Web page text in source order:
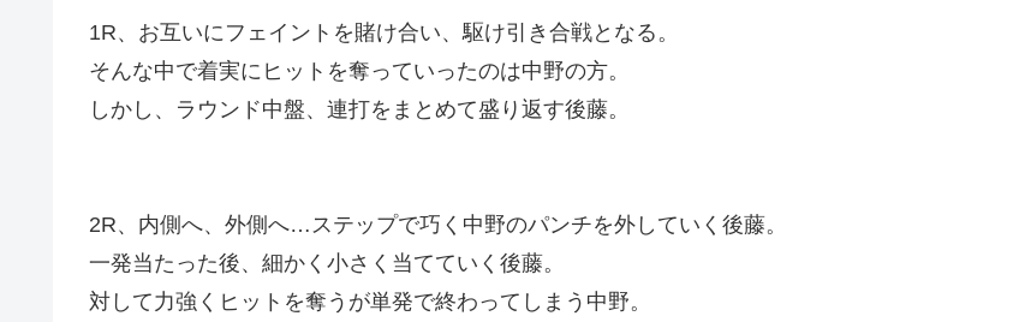
1R、お互いにフェイントを賭け合い、駆け引き合戦となる。
そんな中で着実にヒットを奪っていったのは中野の方。
しかし、ラウンド中盤、連打をまとめて盛り返す後藤。
2R、内側へ、外側へ…ステップで巧く中野のパンチを外していく後藤。
一発当たった後、細かく小さく当てていく後藤。
対して力強くヒットを奪うが単発で終わってしまう中野。